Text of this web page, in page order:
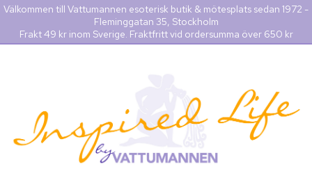
Välkommen till Vattumannen esoterisk butik & mötesplats sedan 1972 -
Fleminggatan 35, Stockholm
Frakt 49 kr inom Sverige. Fraktfritt vid ordersumma över 650 kr